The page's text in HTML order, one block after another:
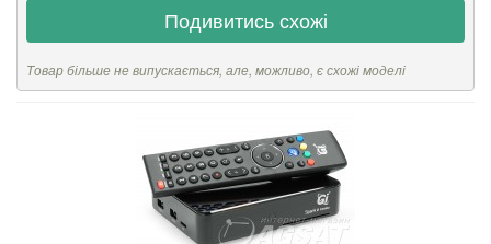
Подивитись схожі
Товар більше не випускається, але, можливо, є схожі моделі